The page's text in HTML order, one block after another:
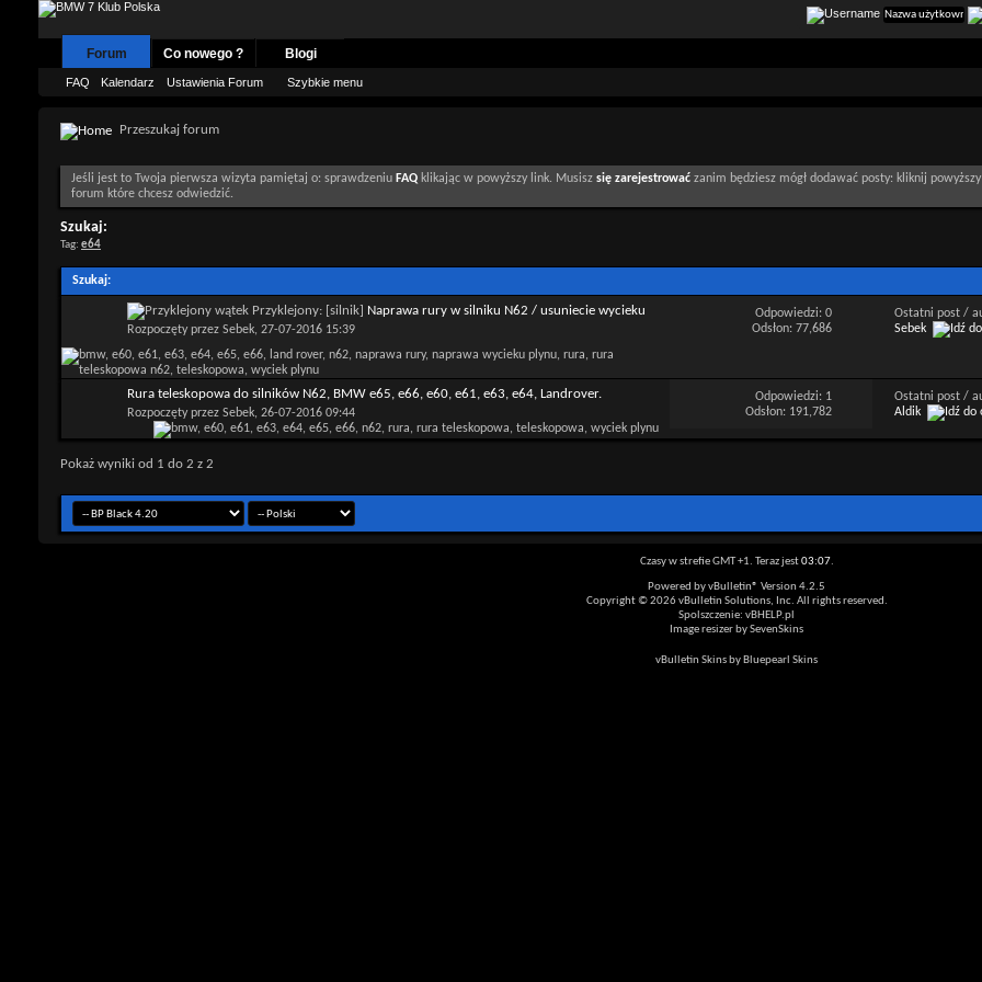
Forum
FAQ Kalendarz Ustawienia Forum Szybkie menu
Co nowego ? Blogi
Przeszukaj forum
Jeśli jest to Twoja pierwsza wizyta pamiętaj o: sprawdzeniu FAQ klikając w powyższy link. Musisz się zarejestrować zanim będziesz mógł dodawać posty: kliknij
forum które chcesz odwiedzić.
Szukaj:
Tag: e64
Szukaj:
Przyklejony: [silnik] Naprawa rury w silniku N62 / usuniecie wycieku
płynu chłodniczego - rura teleskopowa.
Rozpoczęty przez Sebek, 27-07-2016 15:39
Odpowiedzi: 0
Odsłon: 77,686
Ostatni post /
Sebek
Rura teleskopowa do silników N62, BMW e65, e66, e60, e61, e63, e64, Landrover.
Rozpoczęty przez Sebek, 26-07-2016 09:44
Odpowiedzi: 1
Odsłon: 191,782
Ostatni post /
Aldik
Pokaż wyniki od 1 do 2 z 2
Czasy w strefie GMT +1. Teraz jest03:07.
Powered by vBulletin® Version 4.2.5
Copyright © 2026 vBulletin Solutions, Inc. All rights reserved.
Spolszczenie: vBHELP.pl
Image resizer by SevenSkins
vBulletin Skins by Bluepearl Skins